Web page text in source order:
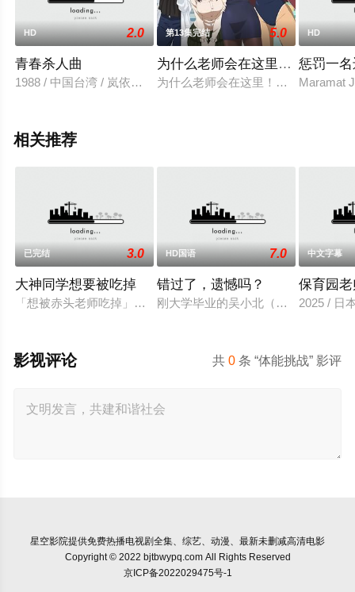
HD 2.0
青春杀人曲
1988 / 中国台湾 / 岚依风,卿爱华,史仲田,曲惠德
第13集完结 5.0
为什么老师会在这里！？
为什么老师会在这里！？漫画 ，令
HD
惩罚一
Maramat
相关推荐
已完结 3.0
大神同学想要被吃掉
「想被赤头老师吃掉」被大街小巷中传闻的「抢夺短裙大叔」
HD国语 7.0
错过了，遗憾吗？
刚大学毕业的吴小北（庄达菲 饰）
中文字幕
保育园
2025 / 日
共0 条 “体能挑战” 影评
影视评论
星空影院提供免费热播电视剧全集、综艺、动漫、最新未删减高清电影
Copyright © 2022 bjtbwypq.com All Rights Reserved
京ICP备2022029475号-1